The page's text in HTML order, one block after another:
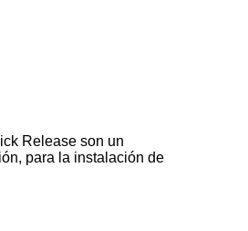
Release son un
para la instalación de